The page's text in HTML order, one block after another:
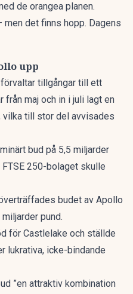
de orangea planen.
det finns hopp. Dagens
upp
tillgångar till ett
från maj och in i juli lagt en
vilka till stor del avvisades
bud på 5,5 miljarder
250-bolaget skulle
budet av Apollo
pund.
för Castlelake och ställde
lukrativa, icke-bindande
”en attraktiv kombination